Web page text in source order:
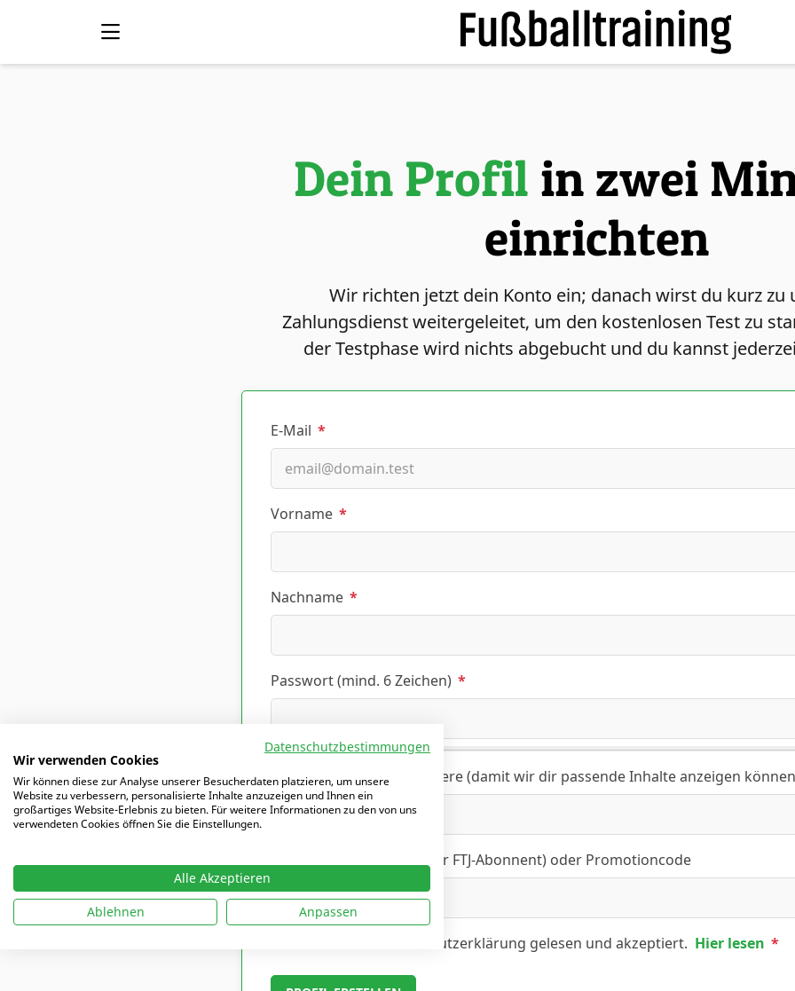
Dein Profil in zwei
einrichten
Wir richten jetzt dein Konto ein; danach wirst du kurz zu
Zahlungsdienst weitergeleitet, um den kostenlosen Test zu
der Testphase wird nichts abgebucht und du kannst
E-Mail *
Vorname *
Nachname *
Passwort (mind. 6 Zeichen) *
Altersklasse, die ich trainiere (damit wir dir passende Inhalte anzeigen
Abonummer (falls FT- oder FTJ-Abonnent) oder Promotioncode
Ich habe die Datenschutzerklärung gelesen und akzeptiert. Hier lesen *
Datenschutzbestimmungen
Wir verwenden Cookies
Wir können diese zur Analyse unserer Besucherdaten platzieren, um unsere
Website zu verbessern, personalisierte Inhalte anzuzeigen und Ihnen ein
großartiges Website-Erlebnis zu bieten. Für weitere Informationen zu den von uns
verwendeten Cookies öffnen Sie die Einstellungen.
Alle Akzeptieren
Ablehnen
Anpassen